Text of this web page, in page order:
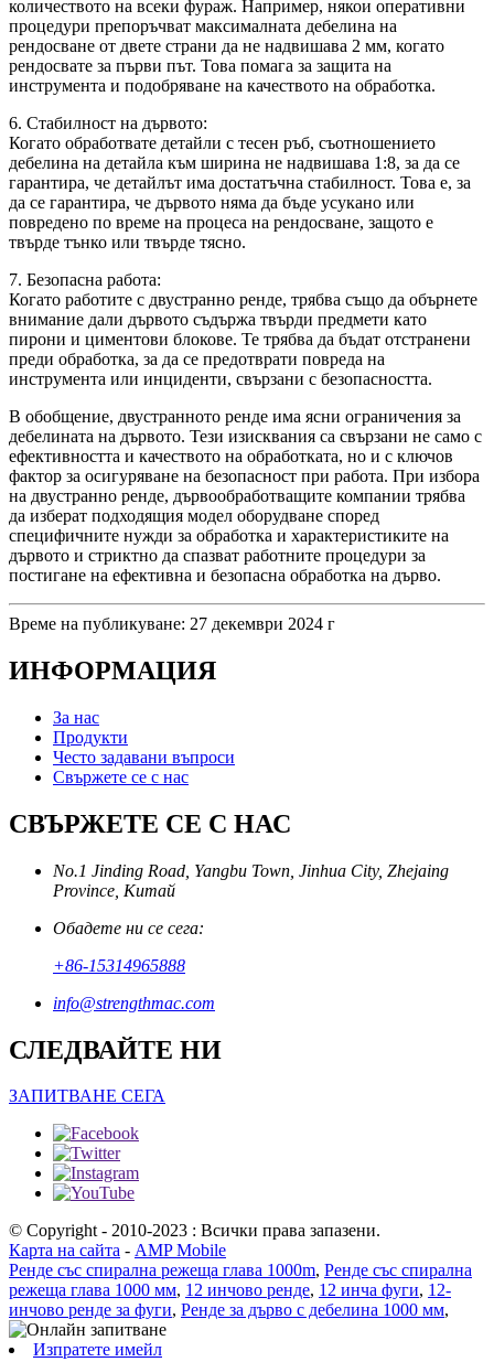
количеството на всеки фураж. Например, някои оперативни
процедури препоръчват максималната дебелина на
рендосване от двете страни да не надвишава 2 мм, когато
рендосвате за първи път. Това помага за защита на
инструмента и подобряване на качеството на обработка.
6. Стабилност на дървото:
Когато обработвате детайли с тесен ръб, съотношението
дебелина на детайла към ширина не надвишава 1:8, за да се
гарантира, че детайлът има достатъчна стабилност. Това е, за
да се гарантира, че дървото няма да бъде усукано или
повредено по време на процеса на рендосване, защото е
твърде тънко или твърде тясно.
7. Безопасна работа:
Когато работите с двустранно ренде, трябва също да обърнете
внимание дали дървото съдържа твърди предмети като
пирони и циментови блокове. Те трябва да бъдат отстранени
преди обработка, за да се предотврати повреда на
инструмента или инциденти, свързани с безопасността.
В обобщение, двустранното ренде има ясни ограничения за
дебелината на дървото. Тези изисквания са свързани не само с
ефективността и качеството на обработката, но и с ключов
фактор за осигуряване на безопасност при работа. При избора
на двустранно ренде, дървообработващите компании трябва
да изберат подходящия модел оборудване според
специфичните нужди за обработка и характеристиките на
дървото и стриктно да спазват работните процедури за
постигане на ефективна и безопасна обработка на дърво.
Време на публикуване: 27 декември 2024 г
ИНФОРМАЦИЯ
За нас
Продукти
Често задавани въпроси
Свържете се с нас
СВЪРЖЕТЕ СЕ С НАС
No.1 Jinding Road, Yangbu Town, Jinhua City, Zhejaing
Province, Китай
Обадете ни се сега:
+86-15314965888
info@strengthmac.com
СЛЕДВАЙТЕ НИ
ЗАПИТВАНЕ СЕГА
© Copyright - 2010-2023 : Всички права запазени.
Карта на сайта - AMP Mobile
Ренде със спирална режеща глава 1000m, Ренде със спирална
режеща глава 1000 мм, 12 инчово ренде, 12 инча фуги, 12-
инчово ренде за фуги, Ренде за дърво с дебелина 1000 мм,
Изпратете имейл